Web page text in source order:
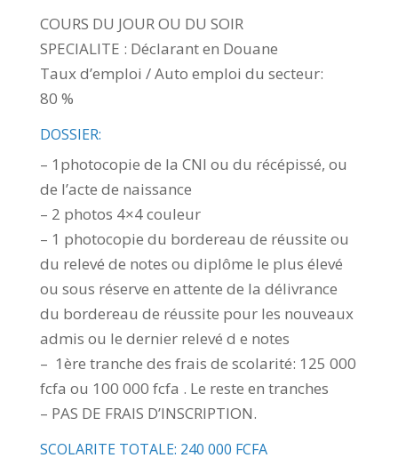
COURS DU JOUR OU DU SOIR
SPECIALITE : Déclarant en Douane
Taux d’emploi / Auto emploi du secteur:
80 %
DOSSIER:
– 1photocopie de la CNI ou du récépissé, ou
de l’acte de naissance
– 2 photos 4×4 couleur
– 1 photocopie du bordereau de réussite ou
du relevé de notes ou diplôme le plus élevé
ou sous réserve en attente de la délivrance
du bordereau de réussite pour les nouveaux
admis ou le dernier relevé d e notes
– 1ère tranche des frais de scolarité: 125 000
fcfa ou 100 000 fcfa . Le reste en tranches
– PAS DE FRAIS D’INSCRIPTION.
SCOLARITE TOTALE: 240 000 FCFA